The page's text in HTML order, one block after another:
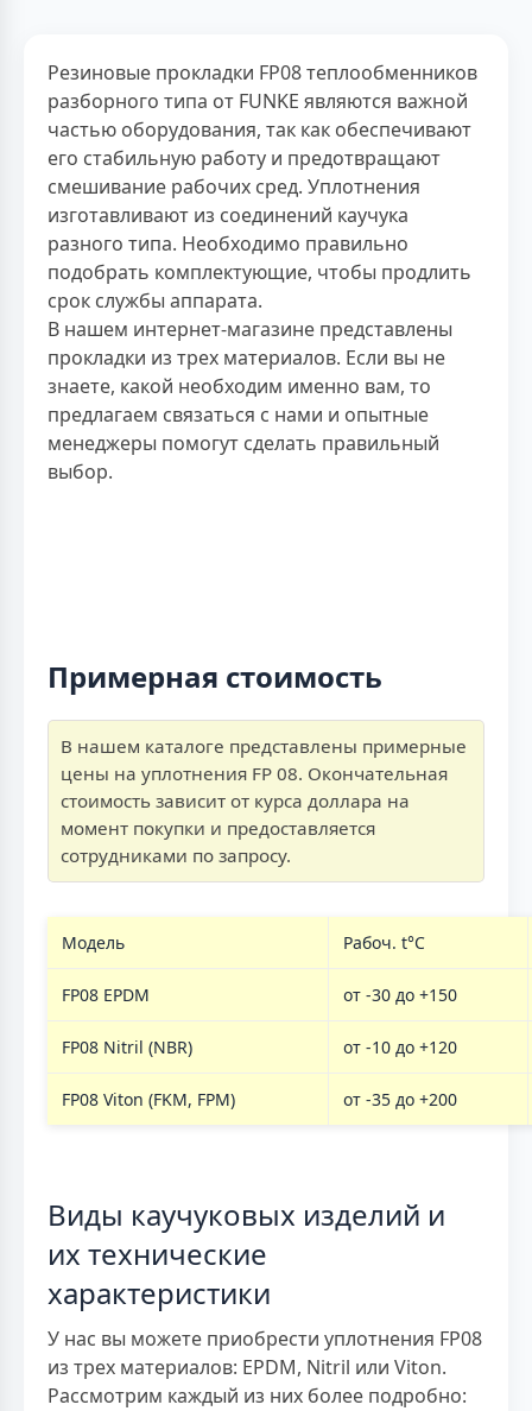
Резиновые прокладки FP08 теплообменников
разборного типа от FUNKE являются важной
частью оборудования, так как обеспечивают
его стабильную работу и предотвращают
смешивание рабочих сред. Уплотнения
изготавливают из соединений каучука
разного типа. Необходимо правильно
подобрать комплектующие, чтобы продлить
срок службы аппарата.
В нашем интернет-магазине представлены
прокладки из трех материалов. Если вы не
знаете, какой необходим именно вам, то
предлагаем связаться с нами и опытные
менеджеры помогут сделать правильный
выбор.
Примерная стоимость
В нашем каталоге представлены примерные
цены на уплотнения FP 08. Окончательная
стоимость зависит от курса доллара на
момент покупки и предоставляется
сотрудниками по запросу.
Модель Рабоч. t°C
FP08 EPDM от -30 до +150
FP08 Nitril (NBR) от -10 до +120
FP08 Viton (FKM, FPM) от -35 до +200
Виды каучуковых изделий и
их технические
характеристики
У нас вы можете приобрести уплотнения FP08
из трех материалов: EPDM, Nitril или Viton.
Рассмотрим каждый из них более подробно: